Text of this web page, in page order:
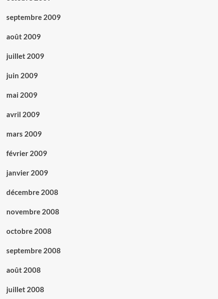
septembre 2009
août 2009
juillet 2009
juin 2009
mai 2009
avril 2009
mars 2009
février 2009
janvier 2009
décembre 2008
novembre 2008
octobre 2008
septembre 2008
août 2008
juillet 2008